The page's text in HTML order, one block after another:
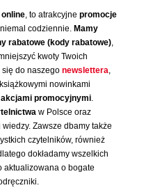
, to atrakcyjne promocje
codziennie. Mamy
rabatowe (kody rabatowe),
kwoty Twoich
się do naszego newslettera,
nowinkami
akcjami promocyjnymi.
w Polsce oraz
Zawsze dbamy także
czytelników, również
dokładamy wszelkich
aktualizowana o bogate